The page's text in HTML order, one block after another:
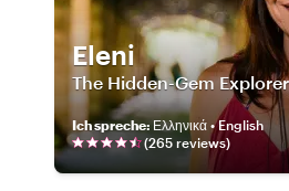
Eleni
The Hidden-Gem Explorer
Ich spreche: Ελληνικά • English
(265 reviews)